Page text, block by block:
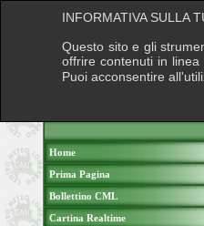
Home
Prima Pagina
Bollettino CML
Cartina Realtime
INFORMATIVA SULLA
Questo sito e gli
offrire contenuti in
Puoi acconsentire